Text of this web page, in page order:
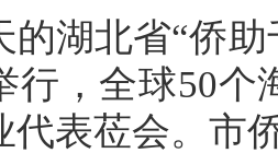
北省“侨助
行，全球50个
代表莅会。市